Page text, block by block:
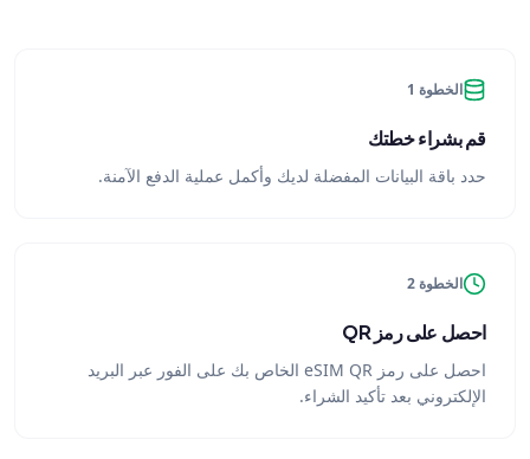
الخطوة 1
قم بشراء خطتك
حدد باقة البيانات المفضلة لديك وأكمل عملية الدفع الآمنة.
الخطوة 2
احصل على رمز QR
احصل على رمز eSIM QR الخاص بك على الفور عبر البريد
الإلكتروني بعد تأكيد الشراء.